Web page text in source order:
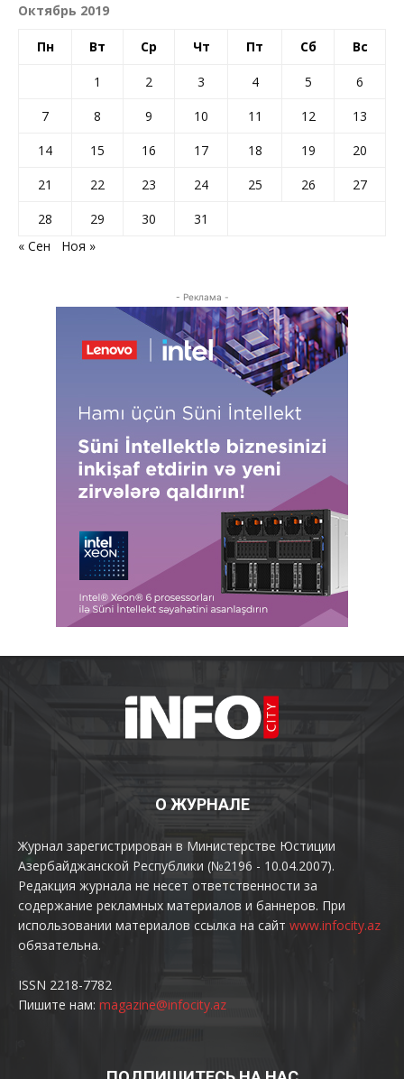
Октябрь 2019
Пн Вт Ср Чт Пт Сб Вс
1 2 3 4 5
6
7
8 9 10 11 12
13
14
15 16 17 18 19
20
21
22 23 24 25 26
27
28
29 30
31
« Сен
Ноя »
- Реклама -
О ЖУРНАЛЕ
Журнал зарегистрирован в Министерстве Юстиции
Азербайджанской Республики (№2196 - 10.04.2007).
Редакция журнала не несет ответственности за
содержание рекламных материалов и баннеров. При
использовании материалов ссылка на сайт www.infocity.az
обязательна.
ISSN 2218-7782
Пишите нам: magazine@infocity.az